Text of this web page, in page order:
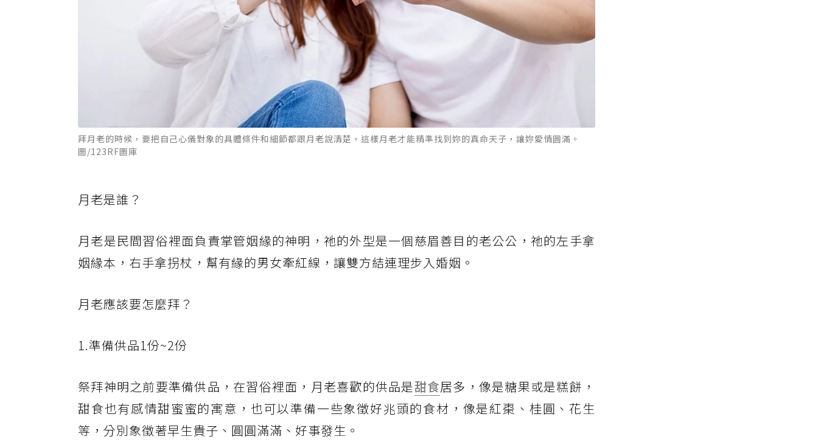
拜月老的時候，要把自己心儀對象的具體條件和細節都跟月老說清楚，這樣月老才能精準找到妳的真命天子，讓妳愛情圓滿。
圖/123RF圖庫
月老是誰？
月老是民間習俗裡面負責掌管姻緣的神明，祂的外型是一個慈眉善目的老公公，祂的左手拿
姻緣本，右手拿拐杖，幫有緣的男女牽紅線，讓雙方結連理步入婚姻。
月老應該要怎麼拜？
1.準備供品1份~2份
祭拜神明之前要準備供品，在習俗裡面，月老喜歡的供品是甜食居多，像是糖果或是糕餅，
甜食也有感情甜蜜蜜的寓意，也可以準備一些象徵好兆頭的食材，像是紅棗、桂圓、花生
等，分別象徵著早生貴子、圓圓滿滿、好事發生。